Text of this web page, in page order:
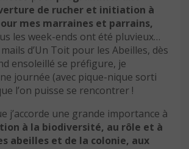
de rucher et initiation à
mes marraines et parrains,
les week-ends ont été pluvieux…
d’Un Toit pour les Abeilles, dès
ensoleillé se préfigure, je
journée (avec pique-nique sorti
l’on puisse se rencontrer !
j’accorde une grande importance à
à la biodiversité, au rôle et à
abeilles et de la colonie, aux